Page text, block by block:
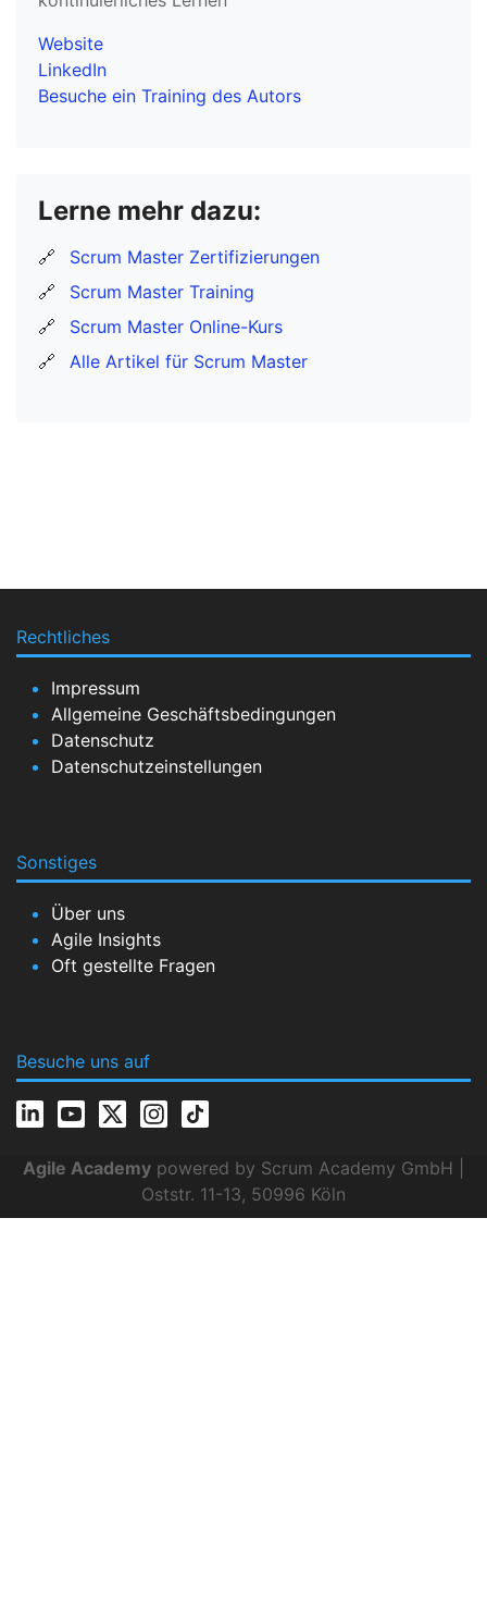
Website
LinkedIn
Besuche ein Training des Autors
Lerne mehr dazu:
🔗
Scrum Master Zertifizierungen
🔗
Scrum Master Training
🔗
Scrum Master Online-Kurs
🔗
Alle Artikel für Scrum Master
Rechtliches
Impressum
Allgemeine Geschäftsbedingungen
Datenschutz
Datenschutzeinstellungen
Sonstiges
Über uns
Agile Insights
Oft gestellte Fragen
Besuche uns auf
Agile Academy powered by Scrum Academy GmbH |
Oststr. 11-13, 50996 Köln